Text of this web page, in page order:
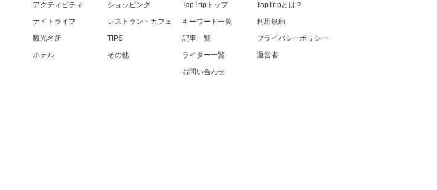
アクティビティ
ナイトライフ
観光名所
ホテル
ショッピング
レストラン・カフェ
TIPS
その他
TapTripトップ
キーワード一覧
記事一覧
ライター一覧
お問い合わせ
TapTripとは？
利用規約
プライバシーポリシー
運営者